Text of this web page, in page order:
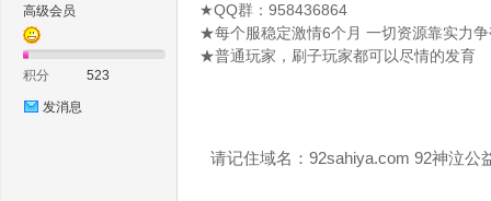
高级会员
积分 523
发消息
★QQ群：958436864
★每个服稳定激情6个月 一切资源靠实力
★普通玩家，刷子玩家都可以尽情的发育
请记住域名：92sahiya.com 92神泣公